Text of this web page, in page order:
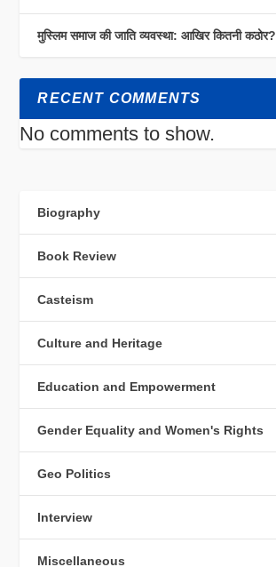
मुस्लिम समाज की जाति व्यवस्था: आखिर कितनी कठोर?
RECENT COMMENTS
No comments to show.
Biography
Book Review
Casteism
Culture and Heritage
Education and Empowerment
Gender Equality and Women's Rights
Geo Politics
Interview
Miscellaneous